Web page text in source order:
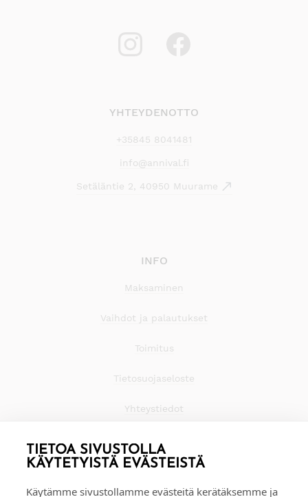
TIETOA SIVUSTOLLA
KÄYTETYISTÄ EVÄSTEISTÄ
Käytämme sivustollamme evästeitä kerätäksemme ja
YHTEYDENOTTO
+35845 8041481
info@annival.fi
Setäläntie 2, 40950 Muurame
INFO
Maksaminen
Vaihdot ja palautukset
Toimitus
Tietosuojaseloste
Yhteystiedot